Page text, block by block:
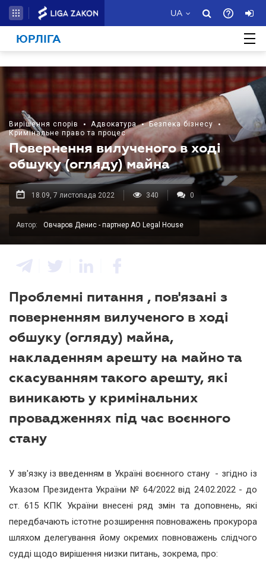
UA
ЮРЛІГА
Вирішення спорів • Адвокатура • Безпека бізнесу •
Кримінальне право та процес
Повернення вилученого в ході
обшуку (огляду) майна
18.09, 7 листопада 2022 340 0
Автор: Овчаров Денис - партнер АО Legal House
Проблемні питання , пов'язані з
поверненням вилученого в ході
обшуку (огляду) майна,
накладенням арешту на майно та
скасуванням такого арешту, які
виникають у кримінальних
провадженнях під час воєнного
стану
У зв'язку із введенням в Україні воєнного стану - згідно із
Указом Президента України № 64/2022 від 24.02.2022 - до
ст. 615 КПК України внесені ряд змін та доповнень, які
передбачають істотне розширення повноважень прокурора
шляхом делегування йому окремих повноважень слідчого
судді щодо вирішення низки питань, зокрема, про: